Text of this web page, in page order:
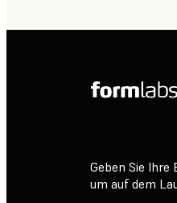
Geben Sie Ihre
um auf dem